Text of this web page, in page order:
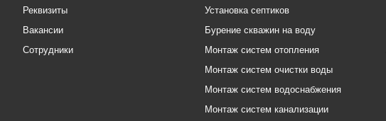
Реквизиты
Вакансии
Сотрудники
Установка септиков
Бурение скважин на воду
Монтаж систем отопления
Монтаж систем очистки воды
Монтаж систем водоснабжения
Монтаж систем канализации